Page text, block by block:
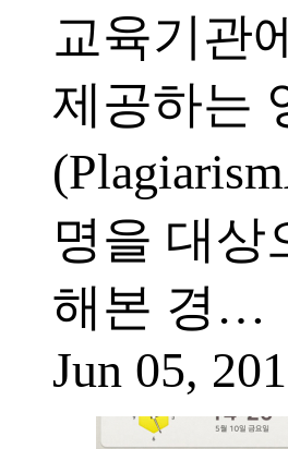
교육기관
제공하는
명을 대상
해본 경…
Jun 05,